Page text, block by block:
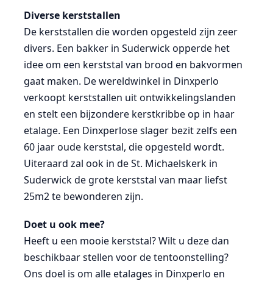
Diverse kerststallen
De kerststallen die worden opgesteld zijn zeer
divers. Een bakker in Suderwick opperde het
idee om een kerststal van brood en bakvormen
gaat maken. De wereldwinkel in Dinxperlo
verkoopt kerststallen uit ontwikkelingslanden
en stelt een bijzondere kerstkribbe op in haar
etalage. Een Dinxperlose slager bezit zelfs een
60 jaar oude kerststal, die opgesteld wordt.
Uiteraard zal ook in de St. Michaelskerk in
Suderwick de grote kerststal van maar liefst
25m2 te bewonderen zijn.
Doet u ook mee?
Heeft u een mooie kerststal? Wilt u deze dan
beschikbaar stellen voor de tentoonstelling?
Ons doel is om alle etalages in Dinxperlo en